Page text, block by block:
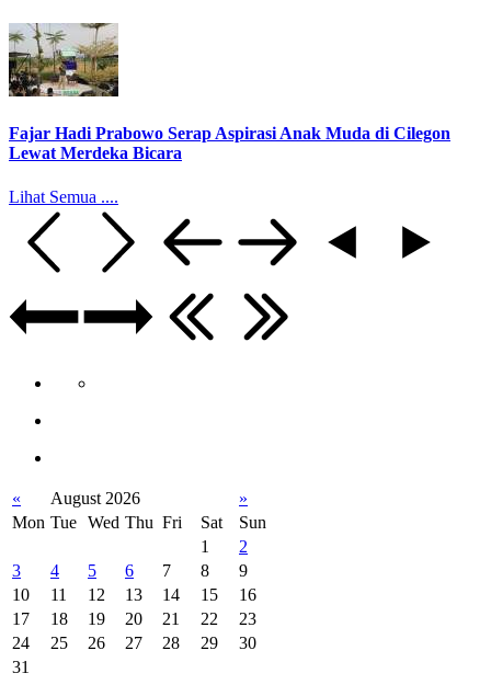
Fajar Hadi Prabowo Serap Aspirasi Anak Muda di Cilegon
Lewat Merdeka Bicara
Lihat Semua ....
« August 2026
»
Mon Tue Wed Thu Fri Sat
Sun
1
2
3
4 5 6 7 8
9
10
11 12 13 14 15
16
17
18 19 20 21 22
23
24
25 26 27 28 29
30
31